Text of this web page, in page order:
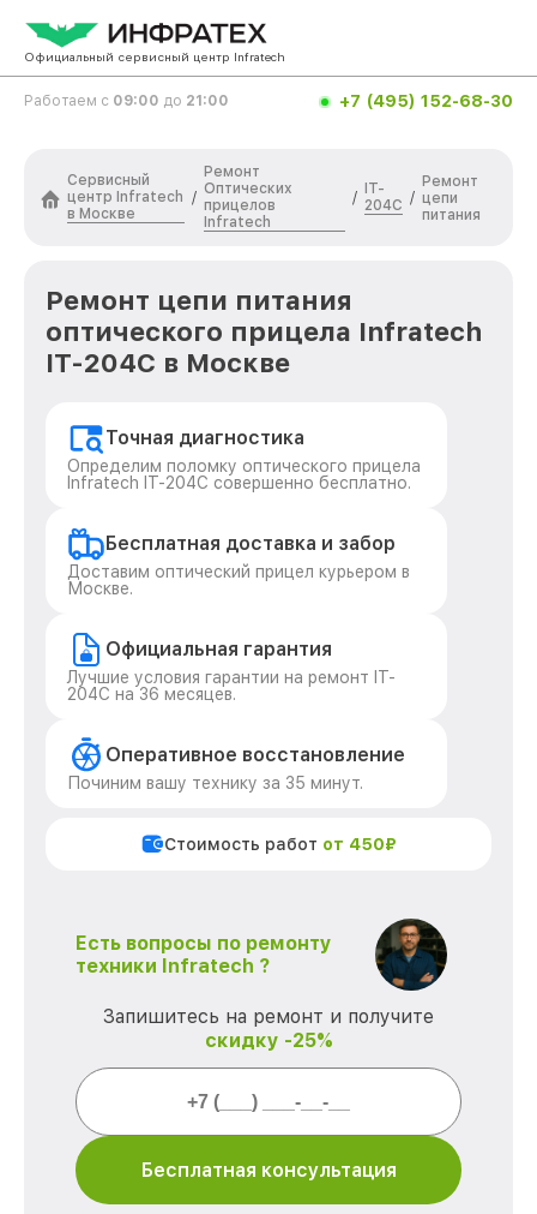
Официальный сервисный центр Infratech
Работаем с 09:00 до 21:00 +7 (495) 152-68-30
Сервисный
центр Infratech
в Москве
/
Ремонт
Оптических
прицелов
Infratech
/
IT-
204C /
Ремонт
цепи
питания
Ремонт цепи питания
оптического прицела Infratech
IT-204C в Москве
Точная диагностика
Определим поломку оптического прицела
Infratech IT-204C совершенно бесплатно.
Бесплатная доставка и забор
Доставим оптический прицел курьером в
Москве.
Официальная гарантия
Лучшие условия гарантии на ремонт IT-
204C на 36 месяцев.
Оперативное восстановление
Починим вашу технику за 35 минут.
Стоимость работ от 450₽
Есть вопросы по ремонту
техники Infratech ?
Запишитесь на ремонт и получите
скидку -25%
Бесплатная консультация